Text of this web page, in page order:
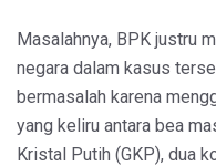
Masalahnya, BPK justru
negara dalam kasus
bermasalah karena
yang keliru antara bea
Kristal Putih (GKP), dua